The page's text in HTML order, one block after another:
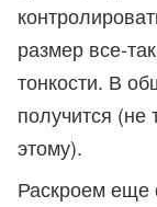
размер все-
тонкости. В
получится (не
этому).
Раскроем еще